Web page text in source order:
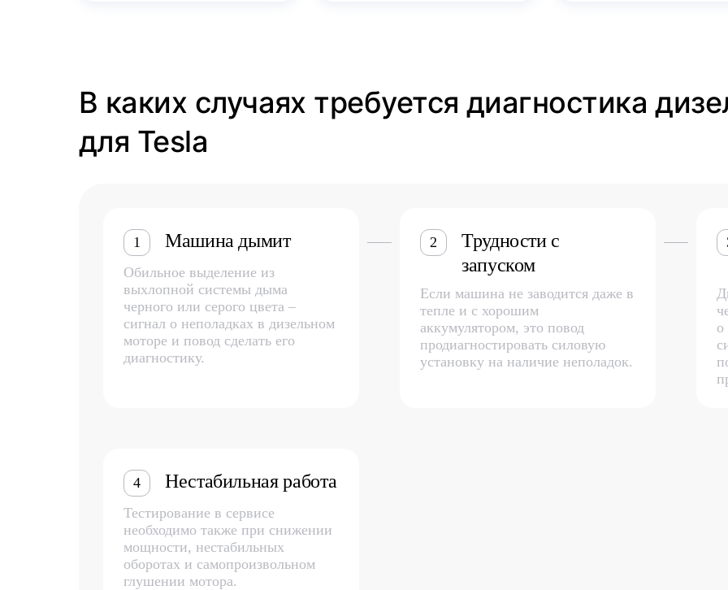
В каких случаях требуется диагностика
для Tesla
1 Машина дымит
Обильное выделение из
выхлопной системы дыма
черного или серого цвета –
сигнал о неполадках в дизельном
моторе и повод сделать его
диагностику.
2
Трудности с
запуском
Если машина не заводится даже в
тепле и с хорошим
аккумулятором, это повод
продиагностировать силовую
установку на наличие неполадок.
о
4 Нестабильная работа
Тестирование в сервисе
необходимо также при снижении
мощности, нестабильных
оборотах и самопроизвольном
глушении мотора.